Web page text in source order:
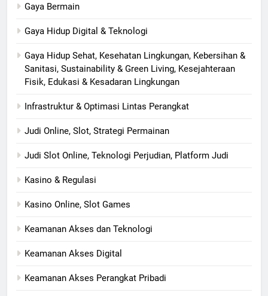
Gaya Bermain
Gaya Hidup Digital & Teknologi
Gaya Hidup Sehat, Kesehatan Lingkungan, Kebersihan &
Sanitasi, Sustainability & Green Living, Kesejahteraan
Fisik, Edukasi & Kesadaran Lingkungan
Infrastruktur & Optimasi Lintas Perangkat
Judi Online, Slot, Strategi Permainan
Judi Slot Online, Teknologi Perjudian, Platform Judi
Kasino & Regulasi
Kasino Online, Slot Games
Keamanan Akses dan Teknologi
Keamanan Akses Digital
Keamanan Akses Perangkat Pribadi